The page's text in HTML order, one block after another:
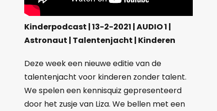
Kinderpodcast | 13-2-2021 | AUDIO 1 |
Astronaut | Talentenjacht | Kinderen
Deze week een nieuwe editie van de
talentenjacht voor kinderen zonder talent.
We spelen een kennisquiz gepresenteerd
door het zusje van Liza. We bellen met een